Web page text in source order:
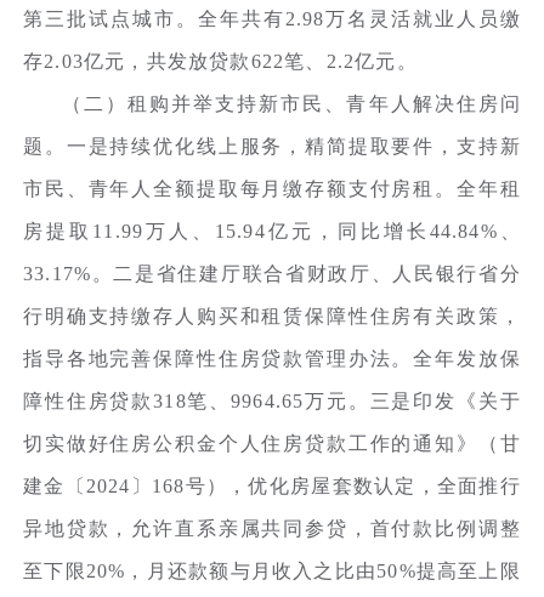
第三批试点城市。全年共有2.98万名灵活就业人员缴
存2.03亿元，共发放贷款622笔、2.2亿元。
（二）租购并举支持新市民、青年人解决住房问
题。一是持续优化线上服务，精简提取要件，支持新
市民、青年人全额提取每月缴存额支付房租。全年租
房提取11.99万人、15.94亿元，同比增长44.84%、
33.17%。二是省住建厅联合省财政厅、人民银行省分
行明确支持缴存人购买和租赁保障性住房有关政策，
指导各地完善保障性住房贷款管理办法。全年发放保
障性住房贷款318笔、9964.65万元。三是印发《关于
切实做好住房公积金个人住房贷款工作的通知》（甘
建金〔2024〕168号），优化房屋套数认定，全面推行
异地贷款，允许直系亲属共同参贷，首付款比例调整
至下限20%，月还款额与月收入之比由50%提高至上限